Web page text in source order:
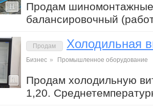
11
Продам
балансировочный
1
Продам Холодильная
Бизнес » Промышленное оборудование
Продам холодильную
1,20.